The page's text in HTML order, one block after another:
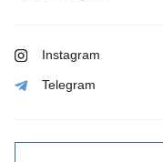
Instagram
Telegram